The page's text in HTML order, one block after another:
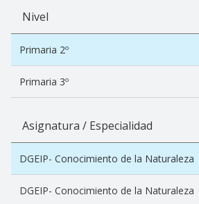
Nivel
Primaria 2º
Primaria 3º
Asignatura / Especialidad
DGEIP- Conocimiento de la Naturaleza
DGEIP- Conocimiento de la Naturaleza